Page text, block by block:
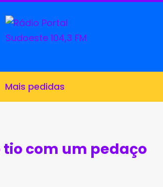
Mais pedidas
tio com um pedaço